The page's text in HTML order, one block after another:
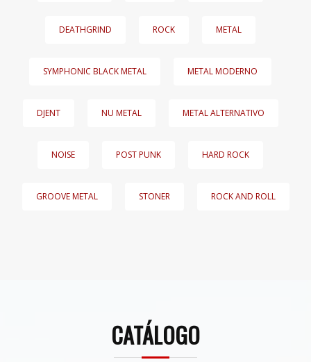
DEATHGRIND ROCK METAL
SYMPHONIC BLACK METAL METAL MODERNO
DJENT NU METAL METAL ALTERNATIVO
NOISE POST PUNK HARD ROCK
GROOVE METAL STONER ROCK AND ROLL
CATÁLOGO